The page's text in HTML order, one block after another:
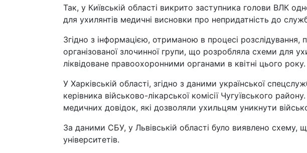
Так, у Київській області викрито заступника голови ВЛК
для ухилянтів медичні висновки про непридатність до
Згідно з інформацією, отриманою в процесі
організованої злочинної групи, що розробляла схеми для
ліквідоване правоохоронними органами в квітні цього року.
У Харківській області, згідно з даними української
керівника військово-лікарської комісії Чугуївського
медичних довідок, які дозволяли ухильцям уникнути
За даними СБУ, у Львівській області було виявлено схему,
університетів.